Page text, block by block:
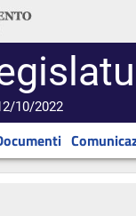
10/2022